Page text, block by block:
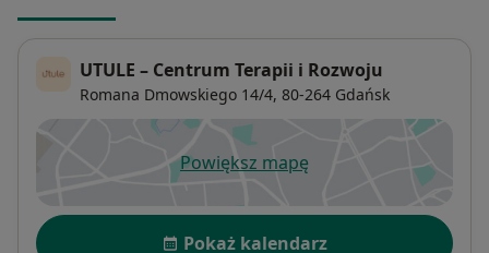
UTULE – Centrum Terapii i Rozwoju
Romana Dmowskiego 14/4, 80-264 Gdańsk
Powiększ mapęotwiera się w nowej karcie
Dostępność
Pokaż kalendarz